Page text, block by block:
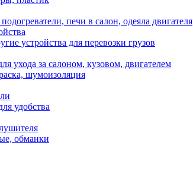
печи в салон, одеяла двигателя
устройства для перевозки грузов
ухода за салоном, кузовом, двигателем
шумоизоляция
удобства
обманки